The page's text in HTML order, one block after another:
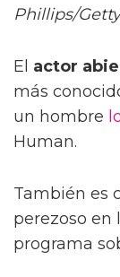
Phillips/
El actor
más
un hombre
Human.
También es
perezoso en
programa